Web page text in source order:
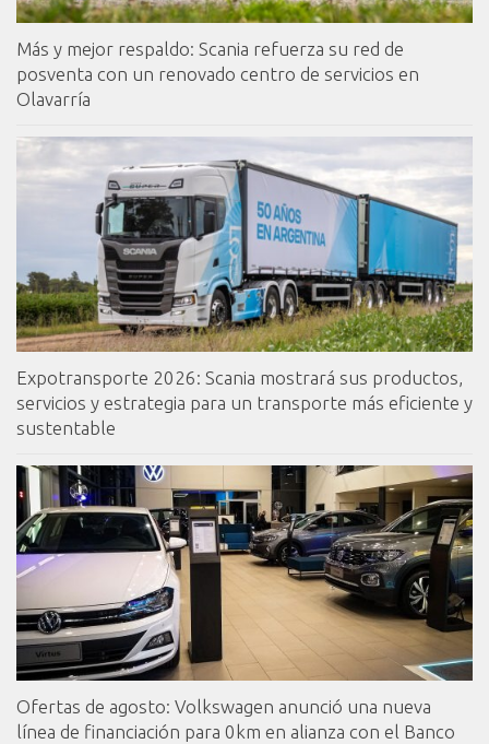
Más y mejor respaldo: Scania refuerza su red de
posventa con un renovado centro de servicios en
Olavarría
Expotransporte 2026: Scania mostrará sus productos,
servicios y estrategia para un transporte más eficiente y
sustentable
Ofertas de agosto: Volkswagen anunció una nueva
línea de financiación para 0km en alianza con el Banco